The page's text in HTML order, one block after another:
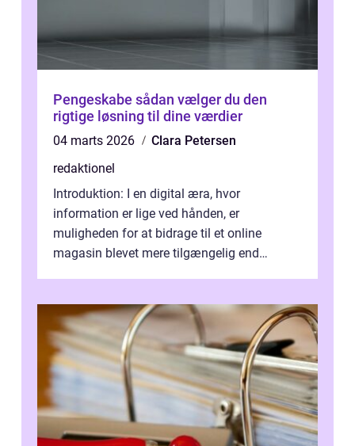
Pengeskabe sådan vælger du den
rigtige løsning til dine værdier
04 marts 2026
Clara Petersen
redaktionel
Introduktion: I en digital æra, hvor
information er lige ved hånden, er
muligheden for at bidrage til et online
magasin blevet mere tilgængelig end